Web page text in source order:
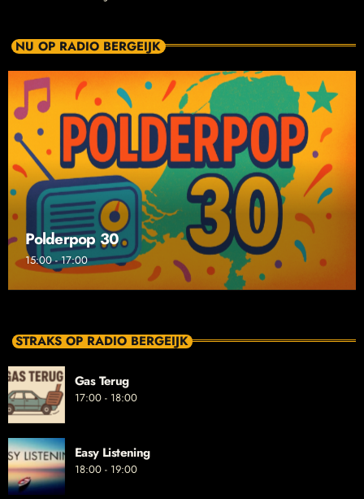
NU OP RADIO BERGEIJK
Polderpop 30
15:00 - 17:00
STRAKS OP RADIO BERGEIJK
Gas Terug
17:00 - 18:00
Easy Listening
18:00 - 19:00